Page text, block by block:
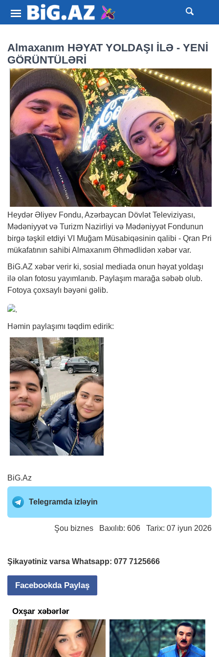
Almaxanım HƏYAT YOLDAŞI İLƏ - YENİ
GÖRÜNTÜLƏRİ
Heydər Əliyev Fondu, Azərbaycan Dövlət Televiziyası,
Mədəniyyət və Turizm Nazirliyi və Mədəniyyət Fondunun
birgə təşkil etdiyi VI Muğam Müsabiqəsinin qalibi - Qran Pri
mükafatının sahibi Almaxanım Əhmədlidən xəbər var.
BiG.AZ xəbər verir ki, sosial mediada onun həyat yoldaşı
ilə olan fotosu yayımlanıb. Paylaşım marağa səbəb olub.
Fotoya çoxsaylı bəyəni gəlib.
Həmin paylaşımı təqdim edirik:
BiG.Az
Telegramda izləyin
Şou biznes Baxılıb: 606 Tarix: 07 iyun 2026
Şikayətiniz varsa Whatsapp: 077 7125666
Facebookda Paylaş
Oxşar xəbərlər